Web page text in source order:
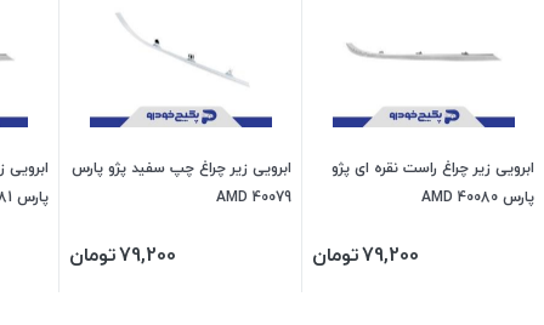
ابرویی زیر چراغ راست نقره ای پژو
پارس 40080 AMD
79,200تومان
ابرویی زیر چراغ چپ سفید پژو پارس
40079 AMD
79,200تومان
پارس 40081 AMD